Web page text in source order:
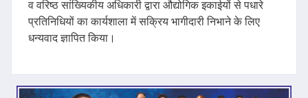
व वरिष्ठ सांख्यिकीय अधिकारी द्वारा औद्योगिक इकाईयों से पधारे
प्रतिनिधियों का कार्यशाला में सक्रिय भागीदारी निभाने के लिए
धन्यवाद ज्ञापित किया।